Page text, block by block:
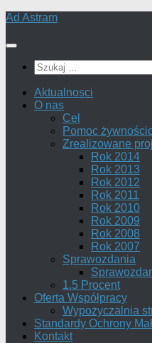
Skip
content
Ad Astram
Szukaj:
Aktualnosci
O nas
Cel
Pomoc
Zrealizowane
Rok 2014
Rok 2013
Rok 2012
Rok 2011
Rok 2010
Rok 2009
Rok 2008
Rok 2007
Sprawozdania
1.5 Procent
Oferta Współpracy
Wypożyczalnia
Standardy Ochrony
Kontakt